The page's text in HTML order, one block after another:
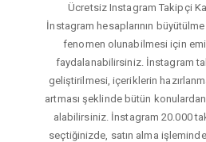
Ücretsiz Instagram Takipçi
İnstagram hesaplarının
fenomen olunabilmesi için
faydalanabilirsiniz. İnstagram
geliştirilmesi, içeriklerin
artması şeklinde bütün
alabilirsiniz. İnstagram 20.000
seçtiğinizde, satın alma